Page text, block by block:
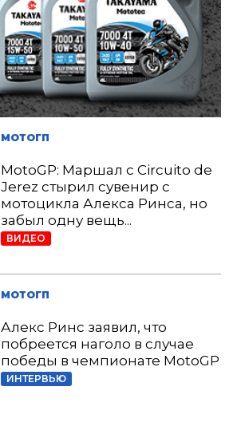
МОТОГП
MotoGP: Маршал с Circuito de
Jerez стырил сувенир с
мотоцикла Алекса Ринса, но
забыл одну вещь...
ВИДЕО
МОТОГП
Алекс Ринс заявил, что
побреется наголо в случае
победы в чемпионате MotoGP
ИНТЕРВЬЮ